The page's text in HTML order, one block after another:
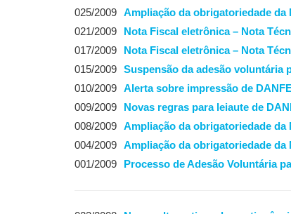
025/2009
Ampliação da obrigatoriedade da
021/2009
Nota Fiscal eletrônica – Nota
017/2009
Nota Fiscal eletrônica – Nota
015/2009
Suspensão da adesão voluntária
010/2009
Alerta sobre impressão de
009/2009
Novas regras para leiaute de
008/2009
Ampliação da obrigatoriedade da
004/2009
Ampliação da obrigatoriedade da
001/2009
Processo de Adesão Voluntária